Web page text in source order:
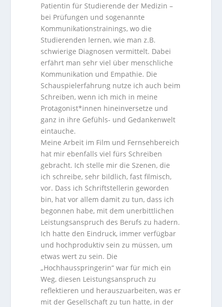
Patientin für Studierende der Medizin –
bei Prüfungen und sogenannte
Kommunikationstrainings, wo die
Studierenden lernen, wie man z.B.
schwierige Diagnosen vermittelt. Dabei
erfährt man sehr viel über menschliche
Kommunikation und Empathie. Die
Schauspielerfahrung nutze ich auch beim
Schreiben, wenn ich mich in meine
Protagonist*innen hineinversetze und
ganz in ihre Gefühls- und Gedankenwelt
eintauche.
Meine Arbeit im Film und Fernsehbereich
hat mir ebenfalls viel fürs Schreiben
gebracht. Ich stelle mir die Szenen, die
ich schreibe, sehr bildlich, fast filmisch,
vor. Dass ich Schriftstellerin geworden
bin, hat vor allem damit zu tun, dass ich
begonnen habe, mit dem unerbittlichen
Leistungsanspruch des Berufs zu hadern.
Ich hatte den Eindruck, immer verfügbar
und hochproduktiv sein zu müssen, um
etwas wert zu sein. Die
„Hochhausspringerin“ war für mich ein
Weg, diesen Leistungsanspruch zu
reflektieren und herauszuarbeiten, was er
mit der Gesellschaft zu tun hatte, in der